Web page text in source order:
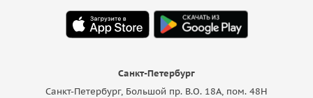
Санкт-Петербург
Санкт-Петербург, Большой пр. В.О. 18A, пом. 48Н